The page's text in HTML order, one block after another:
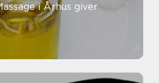
i Århus giver